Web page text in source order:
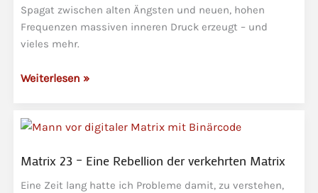
Spagat zwischen alten Ängsten und neuen, hohen
Frequenzen massiven inneren Druck erzeugt – und
vieles mehr.
MaTricks
unsichtbaren
der
Beeinflussung
Weiterlesen »
Matrix 23 – Eine Rebellion der verkehrten Matrix
Eine Zeit lang hatte ich Probleme damit, zu verstehen,